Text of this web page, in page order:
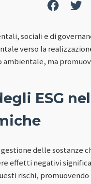
sociali e di
verso la
ma
ESG
delle sostanze
effetti negativi
rischi,